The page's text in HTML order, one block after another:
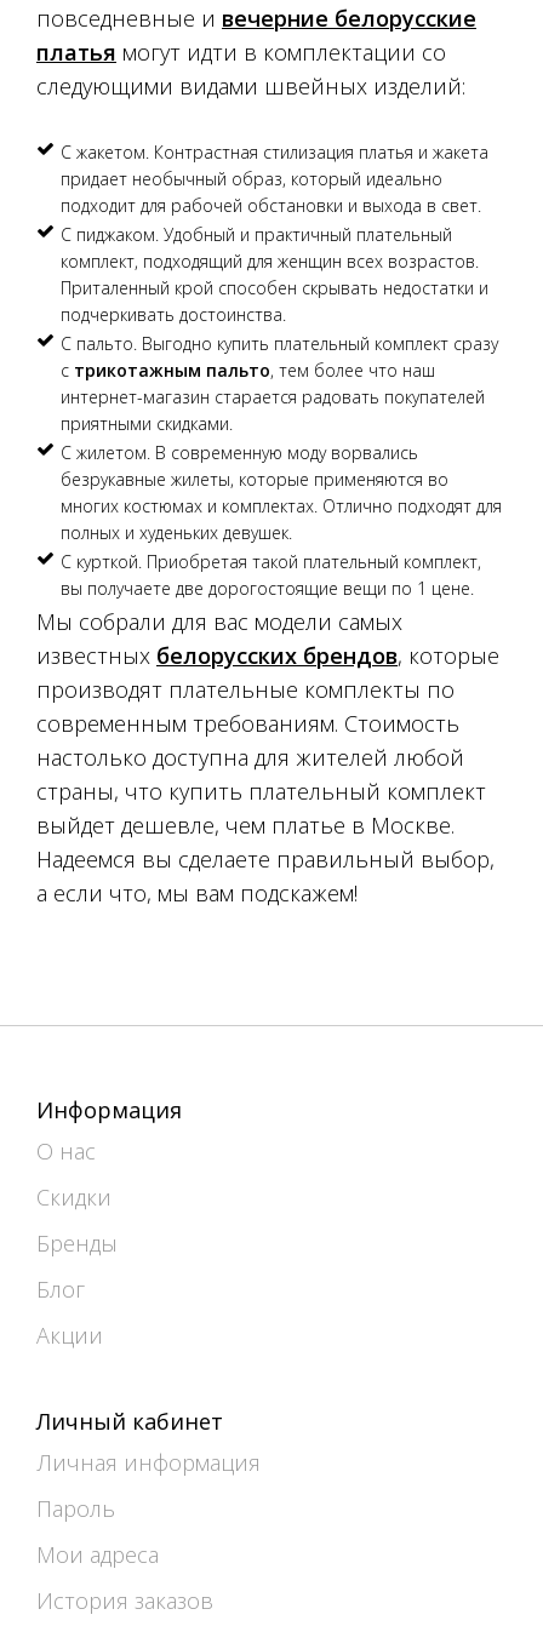
повседневные и вечерние белорусские
платья могут идти в комплектации со
следующими видами швейных изделий:
С жакетом. Контрастная стилизация платья и жакета
придает необычный образ, который идеально
подходит для рабочей обстановки и выхода в свет.
С пиджаком. Удобный и практичный плательный
комплект, подходящий для женщин всех возрастов.
Приталенный крой способен скрывать недостатки и
подчеркивать достоинства.
С пальто. Выгодно купить плательный комплект сразу
с трикотажным пальто, тем более что наш
интернет-магазин старается радовать покупателей
приятными скидками.
С жилетом. В современную моду ворвались
безрукавные жилеты, которые применяются во
многих костюмах и комплектах. Отлично подходят для
полных и худеньких девушек.
С курткой. Приобретая такой плательный комплект,
вы получаете две дорогостоящие вещи по 1 цене.
Мы собрали для вас модели самых
известных белорусских брендов, которые
производят плательные комплекты по
современным требованиям. Стоимость
настолько доступна для жителей любой
страны, что купить плательный комплект
выйдет дешевле, чем платье в Москве.
Надеемся вы сделаете правильный выбор,
а если что, мы вам подскажем!
Информация
О нас
Скидки
Бренды
Блог
Акции
Личный кабинет
Личная информация
Пароль
Мои адреса
История заказов